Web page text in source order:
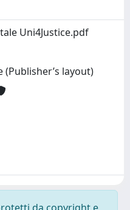
Uni4Justice.pdf
layout)